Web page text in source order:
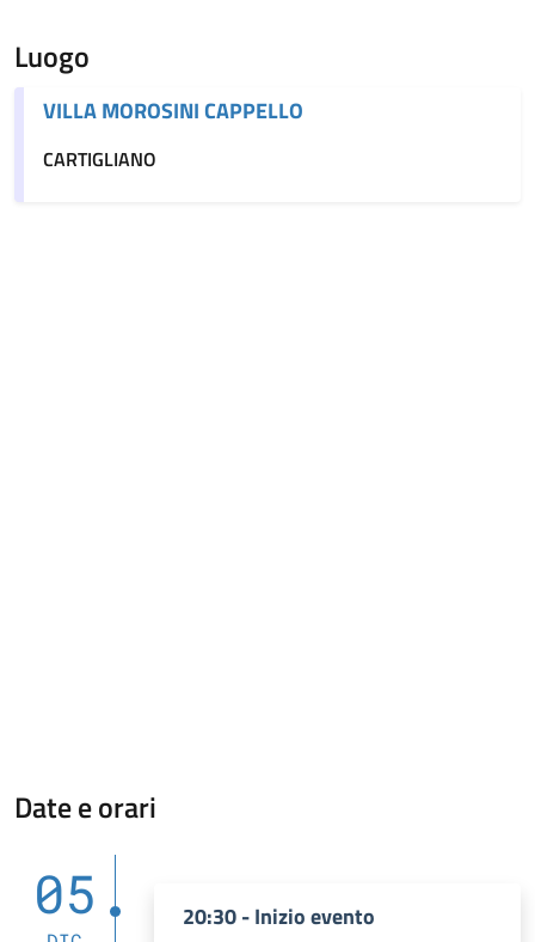
Luogo
VILLA MOROSINI CAPPELLO
CARTIGLIANO
Date e orari
05 20:30 - Inizio evento